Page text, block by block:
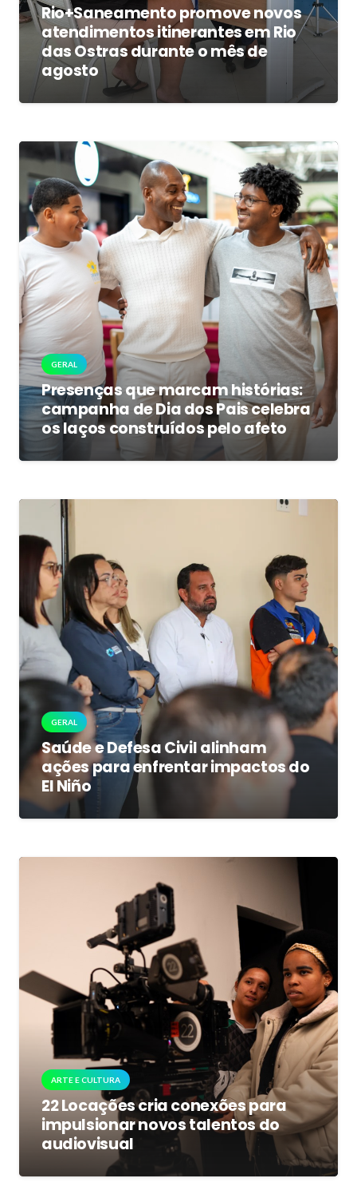
Rio+Saneamento promove novos
atendimentos itinerantes em Rio
das Ostras durante o mês de
agosto
GERAL
Presenças que marcam histórias:
campanha de Dia dos Pais celebra
os laços construídos pelo afeto
GERAL
Saúde e Defesa Civil alinham
ações para enfrentar impactos do
El Niño
ARTE E CULTURA
22 Locações cria conexões para
impulsionar novos talentos do
audiovisual